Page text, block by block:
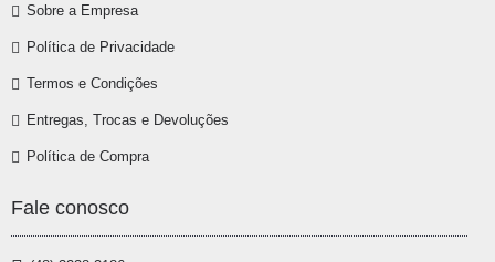
Sobre a Empresa
Política de Privacidade
Termos e Condições
Entregas, Trocas e Devoluções
Política de Compra
Fale conosco